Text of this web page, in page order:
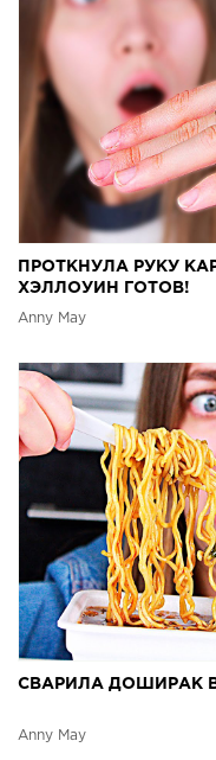
ПРОТКНУЛА РУКУ
ХЭЛЛОУИН ГОТОВ!
Anny May
СВАРИЛА ДОШИРАК
Anny May